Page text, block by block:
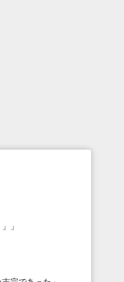
」